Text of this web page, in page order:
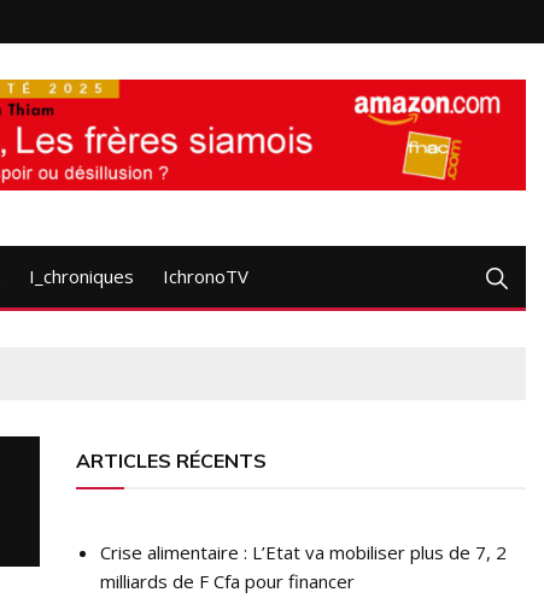
I_chroniques IchronoTV
ARTICLES RÉCENTS
Crise alimentaire : L’Etat va mobiliser plus de 7, 2
milliards de F Cfa pour financer